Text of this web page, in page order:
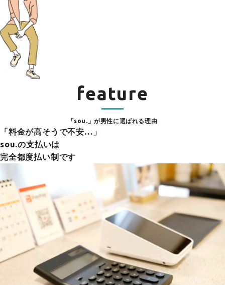
feature
「sou.」が男性に選ばれる理由
「料金が高そうで不安…」
sou.の支払いは
完全都度払い制です